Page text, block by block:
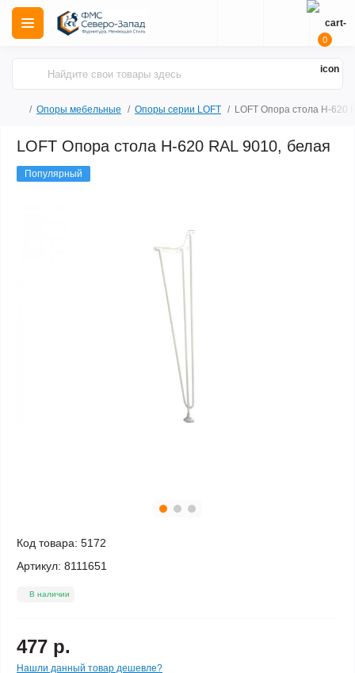
0
Опоры мебельные Опоры серии LOFT LOFT Опора стола Н-620
LOFT Опора стола Н-620 RAL 9010, белая
Популярный
Код товара: 5172
Артикул: 8111651
В наличии
477 р.
Нашли данный товар дешевле?